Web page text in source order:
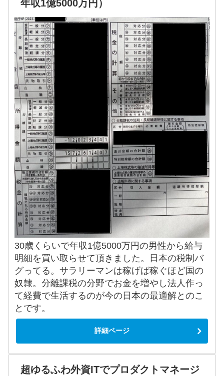
年収1億5000万円）
30歳くらいで年収1億5000万円の男性から給与
明細を買い取らせて頂きました。日本の税制バ
グってる。サラリーマンは稼げば稼ぐほど国の
奴隷。分離課税の分野でお金を増やし法人作っ
て経費で生活するのが今の日本の最適解とのこ
とです。
詳細ページ
超ゆるふわ外資ITでプロダクトマネージ